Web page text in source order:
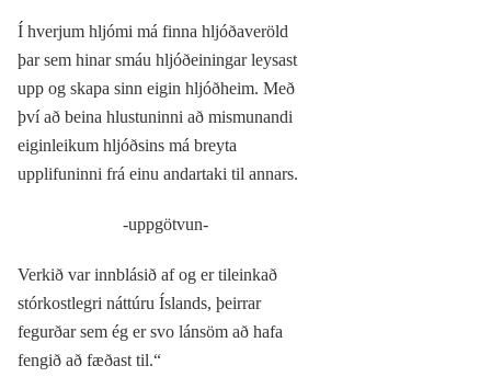
Í hverjum hljómi má finna hljóðaveröld
þar sem hinar smáu hljóðeiningar leysast
upp og skapa sinn eigin hljóðheim. Með
því að beina hlustuninni að mismunandi
eiginleikum hljóðsins má breyta
upplifuninni frá einu andartaki til annars.
-uppgötvun-
Verkið var innblásið af og er tileinkað
stórkostlegri náttúru Íslands, þeirrar
fegurðar sem ég er svo lánsöm að hafa
fengið að fæðast til.“